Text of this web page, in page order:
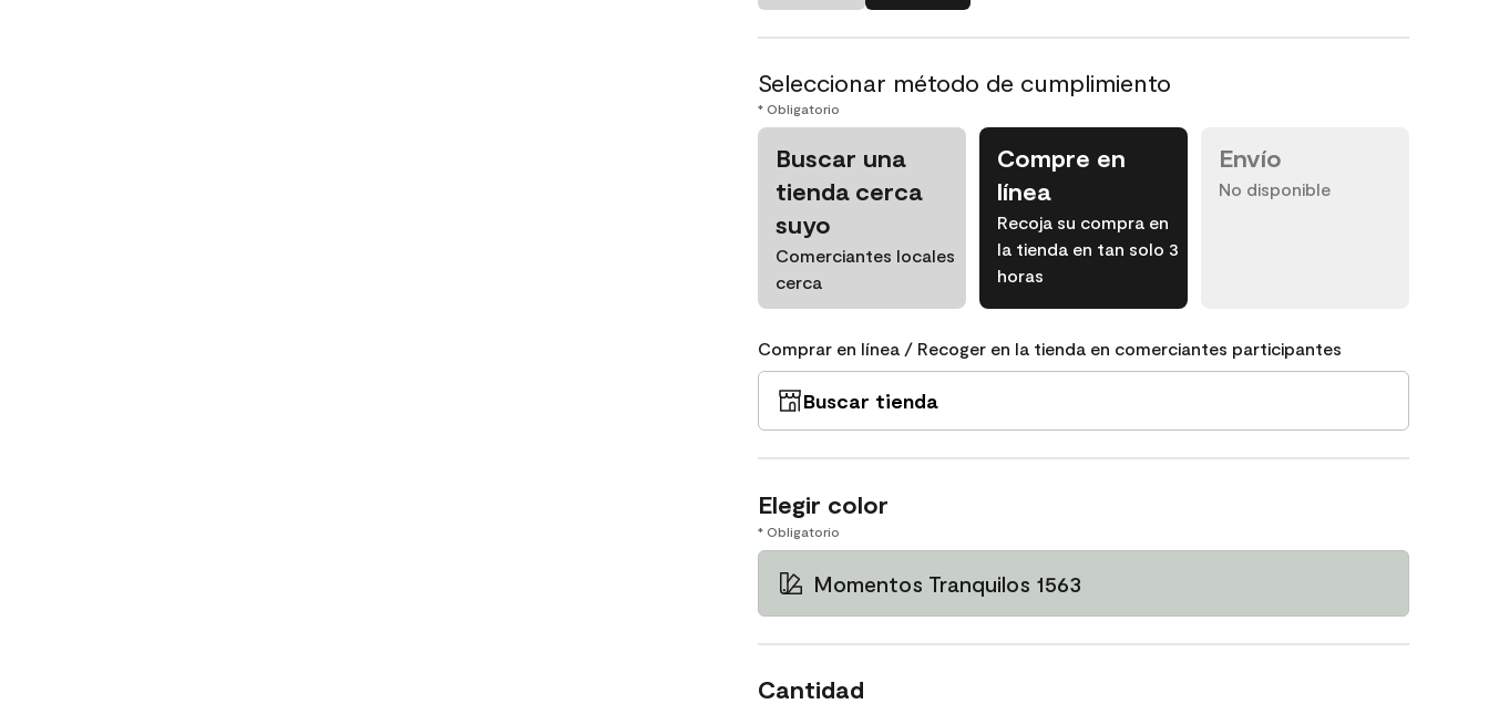
Seleccionar método de cumplimiento
* Obligatorio
Buscar una
tienda cerca
suyo
Comerciantes locales
cerca
Compre en
línea
Recoja su compra en
la tienda en tan solo 3
horas
Envío
No disponible
Comprar en línea / Recoger en la tienda en comerciantes participantes
Buscar tienda
Elegir color
* Obligatorio
Momentos Tranquilos 1563
Cantidad